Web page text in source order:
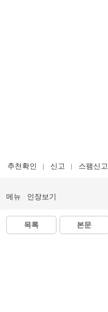
추천확인 신고 스팸신고
메뉴 인장보기
목록 본문